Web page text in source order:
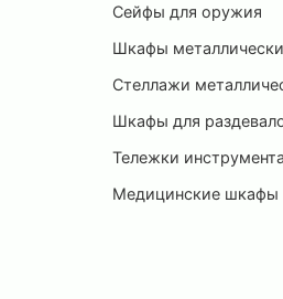
Сейфы для оружия
Шкафы
Стеллажи
Шкафы для
Тележки
Медицинские шкафы